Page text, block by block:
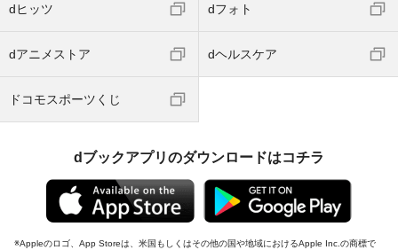
dヒッツ dフォト
dアニメストア dヘルスケア
ドコモスポーツくじ
dブックアプリのダウンロードはコチラ
Appleのロゴ、App Storeは、米国もしくはその他の国や地域におけるApple Inc.の商標で